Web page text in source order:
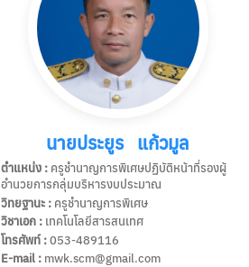
นายประยูร แก้วมูล
ตำแหน่ง : ครูชำนาญการพิเศษปฏิบัติหน้าที่รองผู้
อำนวยการกลุ่มบริหารงบประมาณ
วิทยฐานะ : ครูชำนาญการพิเศษ
วิชาเอก : เทคโนโลยีสารสนเทศ
โทรศัพท์ :053-489116
E-mail : mwk.scm@gmail.com